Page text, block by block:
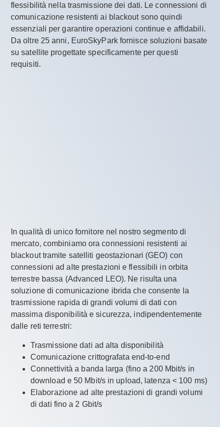
flessibilità nella trasmissione dei dati. Le connessioni di
comunicazione resistenti ai blackout sono quindi
essenziali per garantire operazioni continue e affidabili.
Da oltre 25 anni, EuroSkyPark fornisce soluzioni basate
su satellite progettate specificamente per questi
requisiti.
In qualità di unico fornitore nel nostro segmento di
mercato, combiniamo ora connessioni resistenti ai
blackout tramite satelliti geostazionari (GEO) con
connessioni ad alte prestazioni e flessibili in orbita
terrestre bassa (Advanced LEO). Ne risulta una
soluzione di comunicazione ibrida che consente la
trasmissione rapida di grandi volumi di dati con
massima disponibilità e sicurezza, indipendentemente
dalle reti terrestri:
Trasmissione dati ad alta disponibilità
Comunicazione crittografata end-to-end
Connettività a banda larga (fino a 200 Mbit/s in
download e 50 Mbit/s in upload, latenza < 100 ms)
Elaborazione ad alte prestazioni di grandi volumi
di dati fino a 2 Gbit/s